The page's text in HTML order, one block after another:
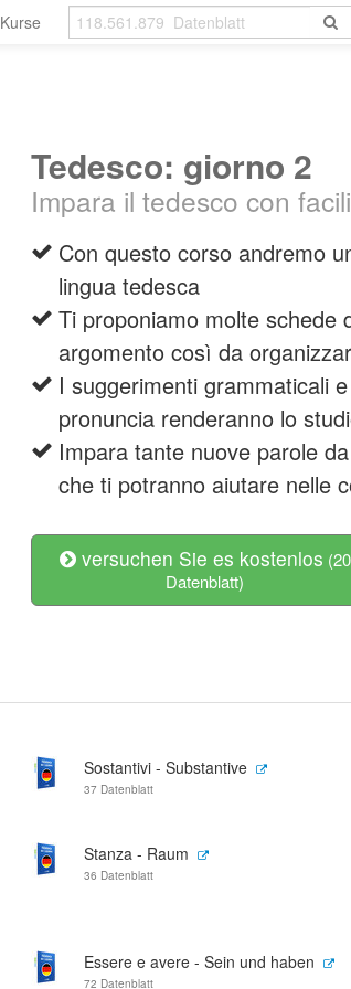
Kurse
Tedesco: giorno 2
Impara il tedesco con
Con questo corso andremo
lingua tedesca
Ti proponiamo molte schede
argomento così da
I suggerimenti grammaticali
pronuncia renderanno lo
Impara tante nuove parole
che ti potranno aiutare nelle
versuchen Sie es kostenlos (20
Datenblatt)
Sostantivi - Substantive
37 Datenblatt
Stanza - Raum
36 Datenblatt
Essere e avere - Sein und haben
72 Datenblatt